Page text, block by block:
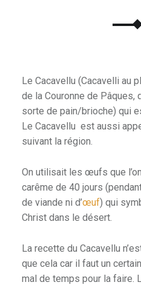
Le Cacavellu (Cacavelli au
de la Couronne de Pâques,
sorte de pain/brioche) qui
Le Cacavellu est aussi
suivant la région.
On utilisait les œufs que
carême de 40 jours
de viande ni d’œuf) qui
Christ dans le désert.
La recette du Cacavellu
que cela car il faut un
mal de temps pour la faire.